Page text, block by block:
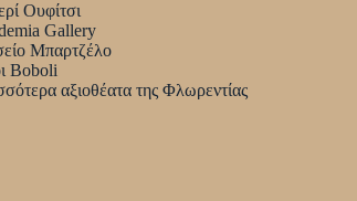
Ουφίτσι
Gallery
Μπαρτζέλο
Boboli
αξιοθέατα της Φλωρεντίας